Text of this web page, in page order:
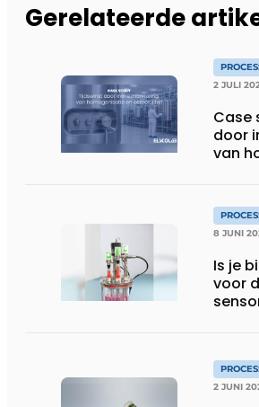
Gerelateerde
2 JULI
Case
door
van
8 JUNI
Is je
voor
2 JUNI